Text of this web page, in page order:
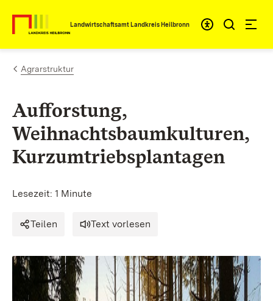
Zum Inhalt springen
Landwirtschaftsamt Landkreis Heilbronn
Agrarstruktur
Aufforstung,
Weihnachtsbaumkulturen,
Kurzumtriebsplantagen
Lesezeit: 1 Minute
Teilen Text vorlesen